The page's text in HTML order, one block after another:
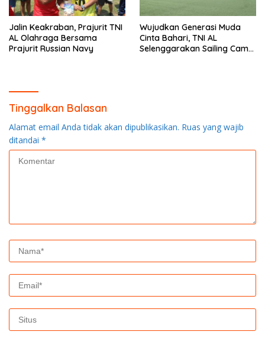
Jalin Keakraban, Prajurit TNI
AL Olahraga Bersama
Prajurit Russian Navy
Wujudkan Generasi Muda
Cinta Bahari, TNI AL
Selenggarakan Sailing Camp
Tinggalkan Balasan
Alamat email Anda tidak akan dipublikasikan. Ruas yang wajib
ditandai *